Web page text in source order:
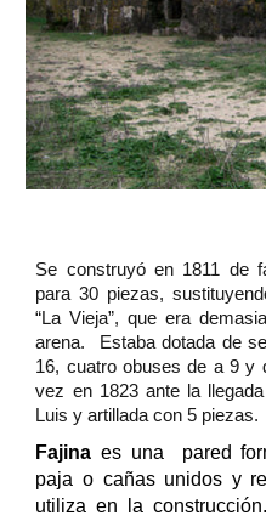
Se construyó en 1811 de
para 30 piezas,
“La Vieja”, que era
arena. Estaba dotada de
16, cuatro obuses de a 9 y
vez en 1823 ante la
Luis y artillada con 5 piezas.
Fajina es una pared
paja o cañas unidos y
utiliza en la